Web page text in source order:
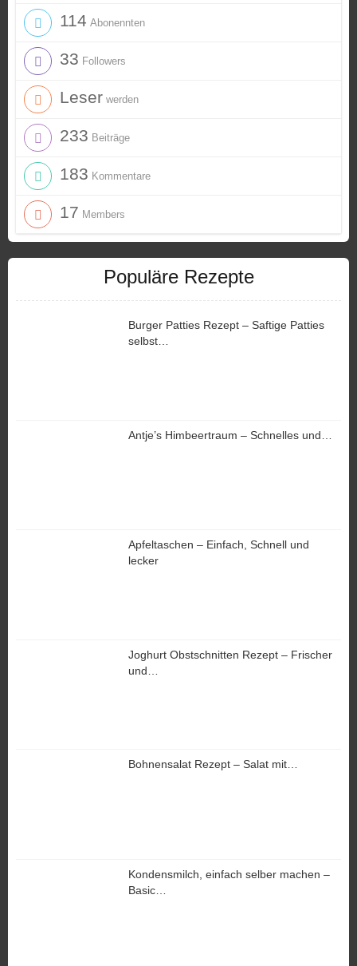
114 Abonennten
33 Followers
Leser werden
233 Beiträge
183 Kommentare
17 Members
Populäre Rezepte
Burger Patties Rezept – Saftige Patties
selbst…
Antje’s Himbeertraum – Schnelles und…
Apfeltaschen – Einfach, Schnell und
lecker
Joghurt Obstschnitten Rezept – Frischer
und…
Bohnensalat Rezept – Salat mit…
Kondensmilch, einfach selber machen –
Basic…